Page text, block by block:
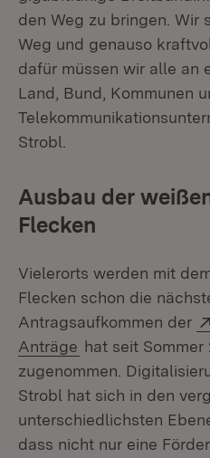
den Weg zu bringen. Wir
Weg und genauso
dafür müssen wir alle an
Land, Bund, Kommunen
Strobl.
Ausbau der
Flecken
Vielerorts werden mit
Flecken schon die
Antragsaufkommen der
Anträge (Öffnet in neuem
hat seit
zugenommen.
Strobl hat sich in den
unterschiedlichsten
dass nicht nur eine